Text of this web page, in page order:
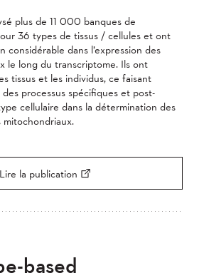
plus de 11 000 banques de
36 types de tissus / cellules et ont
considérable dans l’expression des
le long du transcriptome. Ils ont
tissus et les individus, ce faisant
des processus spécifiques et post-
cellulaire dans la détermination des
mitochondriaux.
Lire la publication
based